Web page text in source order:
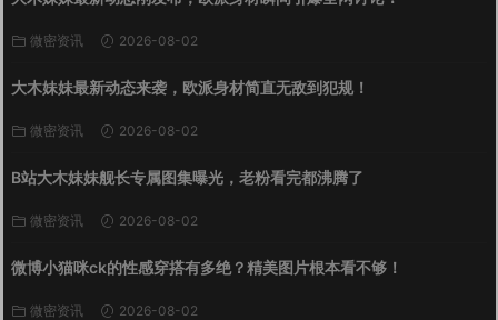
微密资讯 2026-08-02
大木妹妹最新动态来袭，欧派身材简直无敌到犯规！
微密资讯 2026-08-02
B站大木妹妹舰长专属图集曝光，老粉看完都沸腾了
微密资讯 2026-08-02
微博小猫咪ck的性感穿搭有多绝？精美图片根本看不够！
微密资讯 2026-08-02